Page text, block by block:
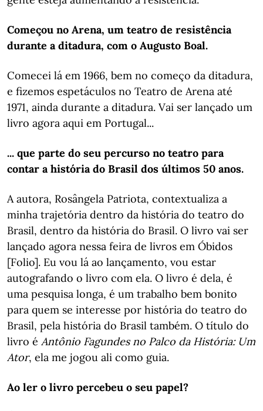
Começou no Arena, um teatro de resistência
durante a ditadura, com o Augusto Boal.
Comecei lá em 1966, bem no começo da ditadura,
e fizemos espetáculos no Teatro de Arena até
1971, ainda durante a ditadura. Vai ser lançado um
livro agora aqui em Portugal...
... que parte do seu percurso no teatro para
contar a história do Brasil dos últimos 50 anos.
A autora, Rosângela Patriota, contextualiza a
minha trajetória dentro da história do teatro do
Brasil, dentro da história do Brasil. O livro vai ser
lançado agora nessa feira de livros em Óbidos
[Folio]. Eu vou lá ao lançamento, vou estar
autografando o livro com ela. O livro é dela, é
uma pesquisa longa, é um trabalho bem bonito
para quem se interesse por história do teatro do
Brasil, pela história do Brasil também. O título do
livro é Antônio Fagundes no Palco da História: Um
Ator, ela me jogou ali como guia.
Ao ler o livro percebeu o seu papel?